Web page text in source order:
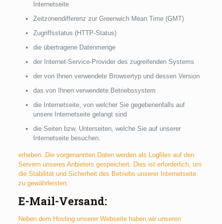
Internetseite
Zeitzonendifferenz zur Greenwich Mean Time (GMT)
Zugriffsstatus (HTTP-Status)
die übertragene Datenmenge
der Internet-Service-Provider des zugreifenden Systems
der von Ihnen verwendete Browsertyp und dessen Version
das von Ihnen verwendete Betriebssystem
die Internetseite, von welcher Sie gegebenenfalls auf
unsere Internetseite gelangt sind
die Seiten bzw. Unterseiten, welche Sie auf unserer
Internetseite besuchen.
erheben. Die vorgenannten Daten werden als Logfiles auf den
Servern unseres Anbieters gespeichert. Dies ist erforderlich, um
die Stabilität und Sicherheit des Betriebs unserer Internetseite
zu gewährleisten.
E-Mail-Versand:
Neben dem Hosting unserer Webseite haben wir unseren